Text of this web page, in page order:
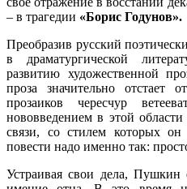
– в трагедии «Борис Годунов».
Преобразив русский
в драматургической
развитию художественной
проза значительно отстает
прозаиков чересчур
нововведением в этой области
связи, со стилем которых
повести надо именно так:
Устраивая свои дела, Пушкин